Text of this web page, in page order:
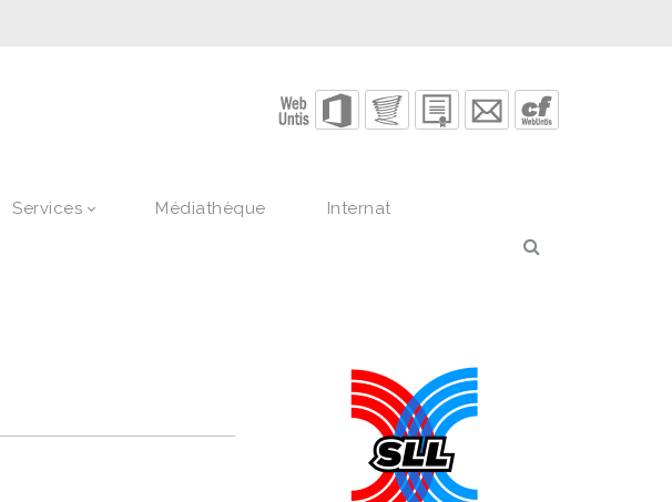
Services Médiathèque Internat